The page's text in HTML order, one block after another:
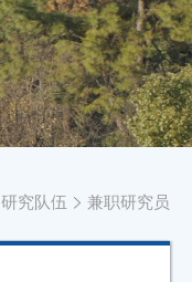
研究队伍 兼职研究员